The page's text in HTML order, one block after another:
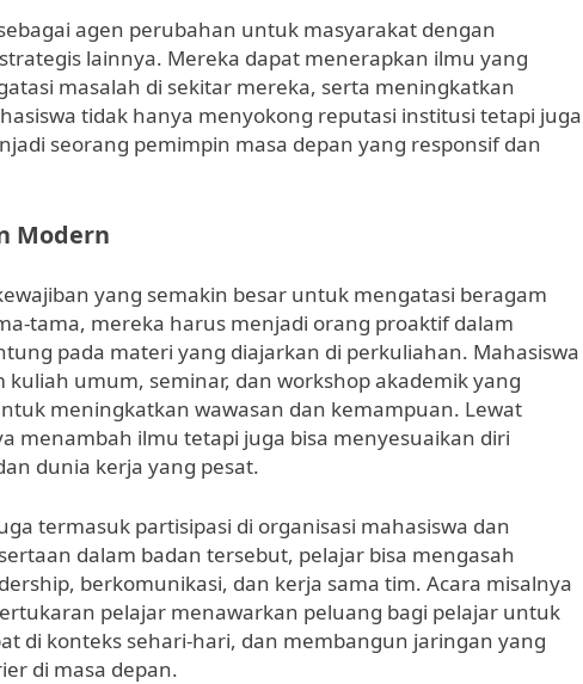
agen perubahan untuk masyarakat dengan
lainnya. Mereka dapat menerapkan ilmu yang
masalah di sekitar mereka, serta meningkatkan
tidak hanya menyokong reputasi institusi tetapi juga
seorang pemimpin masa depan yang responsif dan
Modern
yang semakin besar untuk mengatasi beragam
tama, mereka harus menjadi orang proaktif dalam
pada materi yang diajarkan di perkuliahan. Mahasiswa
umum, seminar, dan workshop akademik yang
meningkatkan wawasan dan kemampuan. Lewat
menambah ilmu tetapi juga bisa menyesuaikan diri
dunia kerja yang pesat.
termasuk partisipasi di organisasi mahasiswa dan
dalam badan tersebut, pelajar bisa mengasah
berkomunikasi, dan kerja sama tim. Acara misalnya
pelajar menawarkan peluang bagi pelajar untuk
di konteks sehari-hari, dan membangun jaringan yang
di masa depan.